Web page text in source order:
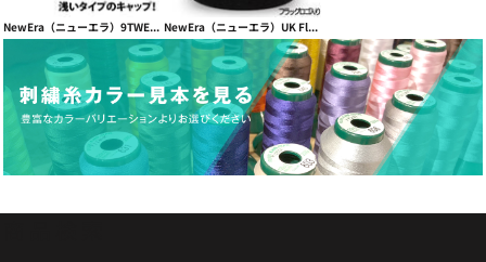
NewEra（ニューエラ）9TWENTY Adjustable low cap【本体価格(税抜)￥4,990】 NewEra（ニューエラ）UK Flag knit beanie 【本体価格(税抜)￥5,800】